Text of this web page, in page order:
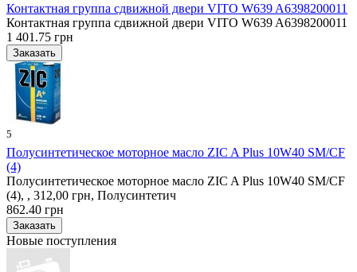
Контактная группа сдвижной двери VITO W639 A6398200011
Контактная группа сдвижной двери VITO W639 A6398200011
1 401.75 грн
5
Полусинтетическое моторное масло ZIC A Plus 10W40 SM/CF
(4)
Полусинтетическое моторное масло ZIC A Plus 10W40 SM/CF
(4), , 312,00 грн, Полусинтетич
862.40 грн
Новые поступления